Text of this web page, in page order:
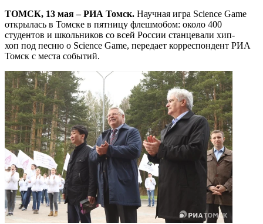
ТОМСК, 13 мая – РИА Томск. Научная игра Science Game
открылась в Томске в пятницу флешмобом: около 400
студентов и школьников со всей России станцевали хип-
хоп под песню о Science Game, передает корреспондент РИА
Томск с места событий.